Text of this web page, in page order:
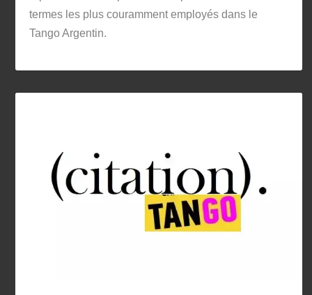
termes les plus couramment employés dans le
Tango Argentin.